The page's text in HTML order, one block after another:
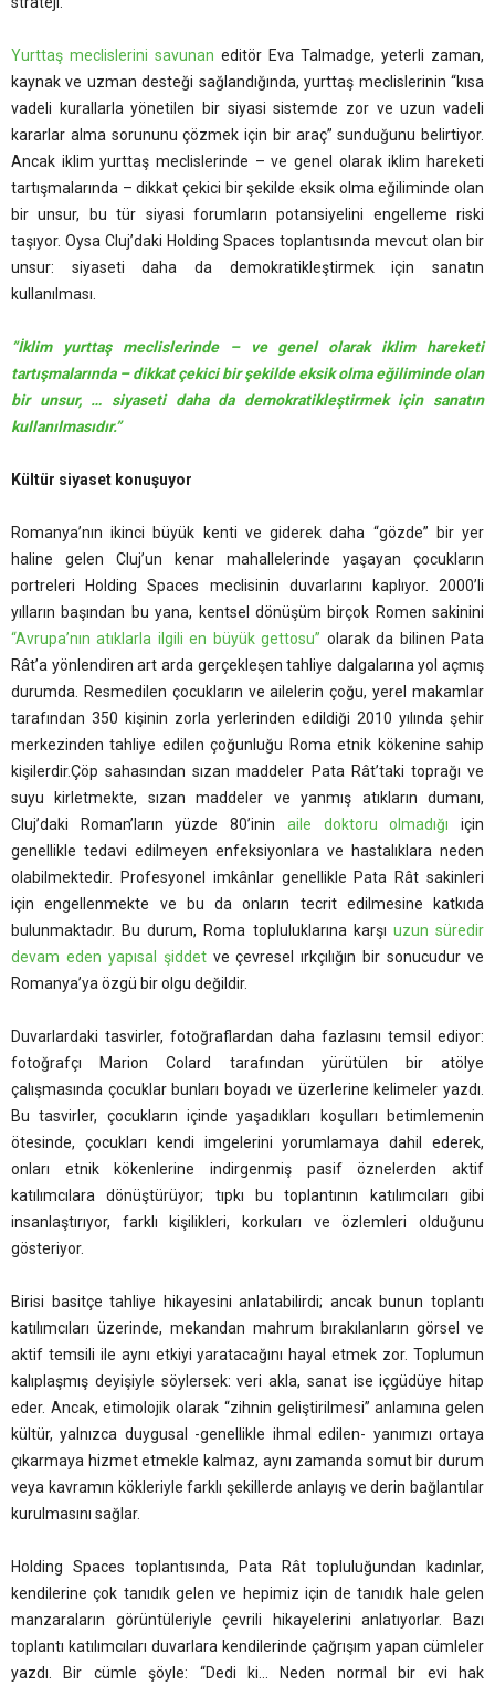
Yurttaş meclislerini savunan editör Eva Talmadge, yeterli zaman,
kaynak ve uzman desteği sağlandığında, yurttaş meclislerinin “kısa
vadeli kurallarla yönetilen bir siyasi sistemde zor ve uzun vadeli
kararlar alma sorununu çözmek için bir araç” sunduğunu belirtiyor.
Ancak iklim yurttaş meclislerinde – ve genel olarak iklim hareketi
tartışmalarında – dikkat çekici bir şekilde eksik olma eğiliminde olan
bir unsur, bu tür siyasi forumların potansiyelini engelleme riski
taşıyor. Oysa Cluj’daki Holding Spaces toplantısında mevcut olan bir
unsur: siyaseti daha da demokratikleştirmek için sanatın
kullanılması.
“İklim yurttaş meclislerinde – ve genel olarak iklim hareketi
tartışmalarında – dikkat çekici bir şekilde eksik olma eğiliminde olan
bir unsur, … siyaseti daha da demokratikleştirmek için sanatın
kullanılmasıdır.”
Kültür siyaset konuşuyor
Romanya’nın ikinci büyük kenti ve giderek daha “gözde” bir yer
haline gelen Cluj’un kenar mahallelerinde yaşayan çocukların
portreleri Holding Spaces meclisinin duvarlarını kaplıyor. 2000’li
yılların başından bu yana, kentsel dönüşüm birçok Romen sakinini
“Avrupa’nın atıklarla ilgili en büyük gettosu” olarak da bilinen Pata
Rât’a yönlendiren art arda gerçekleşen tahliye dalgalarına yol açmış
durumda. Resmedilen çocukların ve ailelerin çoğu, yerel makamlar
tarafından 350 kişinin zorla yerlerinden edildiği 2010 yılında şehir
merkezinden tahliye edilen çoğunluğu Roma etnik kökenine sahip
kişilerdir.Çöp sahasından sızan maddeler Pata Rât’taki toprağı ve
suyu kirletmekte, sızan maddeler ve yanmış atıkların dumanı,
Cluj’daki Roman’ların yüzde 80’inin aile doktoru olmadığı için
genellikle tedavi edilmeyen enfeksiyonlara ve hastalıklara neden
olabilmektedir. Profesyonel imkânlar genellikle Pata Rât sakinleri
için engellenmekte ve bu da onların tecrit edilmesine katkıda
bulunmaktadır. Bu durum, Roma topluluklarına karşı uzun süredir
devam eden yapısal şiddetve çevresel ırkçılığın bir sonucudur ve
Romanya’ya özgü bir olgu değildir.
Duvarlardaki tasvirler, fotoğraflardan daha fazlasını temsil ediyor:
fotoğrafçı Marion Colard tarafından yürütülen bir atölye
çalışmasında çocuklar bunları boyadı ve üzerlerine kelimeler yazdı.
Bu tasvirler, çocukların içinde yaşadıkları koşulları betimlemenin
ötesinde, çocukları kendi imgelerini yorumlamaya dahil ederek,
onları etnik kökenlerine indirgenmiş pasif öznelerden aktif
katılımcılara dönüştürüyor; tıpkı bu toplantının katılımcıları gibi
insanlaştırıyor, farklı kişilikleri, korkuları ve özlemleri olduğunu
gösteriyor.
Birisi basitçe tahliye hikayesini anlatabilirdi; ancak bunun toplantı
katılımcıları üzerinde, mekandan mahrum bırakılanların görsel ve
aktif temsili ile aynı etkiyi yaratacağını hayal etmek zor. Toplumun
kalıplaşmış deyişiyle söylersek: veri akla, sanat ise içgüdüye hitap
eder. Ancak, etimolojik olarak “zihnin geliştirilmesi” anlamına gelen
kültür, yalnızca duygusal -genellikle ihmal edilen- yanımızı ortaya
çıkarmaya hizmet etmekle kalmaz, aynı zamanda somut bir durum
veya kavramın kökleriyle farklı şekillerde anlayış ve derin bağlantılar
kurulmasını sağlar.
Holding Spaces toplantısında, Pata Rât topluluğundan kadınlar,
kendilerine çok tanıdık gelen ve hepimiz için de tanıdık hale gelen
manzaraların görüntüleriyle çevrili hikayelerini anlatıyorlar. Bazı
toplantı katılımcıları duvarlara kendilerinde çağrışım yapan cümleler
yazdı. Bir cümle şöyle: “Dedi ki… Neden normal bir evi hak